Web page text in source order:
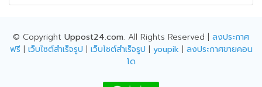
© Copyright Uppost24.com. All Rights Reserved | ลงประกาศ
ฟรี| เว็บไซต์สำเร็จรูป | เว็บไซต์สำเร็จรูป | youpik | ลงประกาศขายคอน
โด